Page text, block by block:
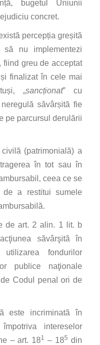
bugetul Uniunii
concret.
percepția greșită
nu implementezi
fiind greu de acceptat
finalizat în cele mai
„sancționat” cu
săvârșită fie
pe parcursul derulării
(patrimonială) a
în tot sau în
ceea ce se
de a restitui sumele
de art. 2 alin. 1 lit. b
săvârşită în
fondurilor
publice naţionale
Codul penal ori de
este incriminată în
intereselor
– art. 181 – 185 din